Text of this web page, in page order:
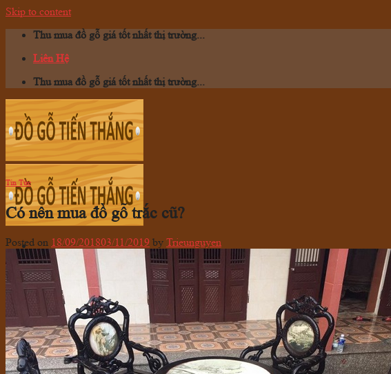
Skip to content
Thu mua đồ gỗ giá tốt nhất thị trường...
Liên Hệ
Thu mua đồ gỗ giá tốt nhất thị trường...
TRANG CHỦ
Giới Thiệu
Dịch Vụ
Sản Phẩm
Tin Tức
Liên Hệ
Tin Tức
Có nên mua đồ gỗ trắc cũ?
Posted on 18/09/201803/11/2019 by Trieunguyen